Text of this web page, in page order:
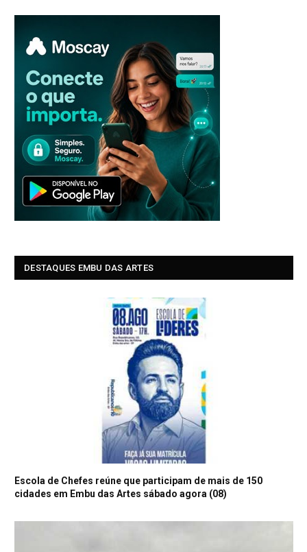
DESTAQUES EMBU DAS ARTES
Escola de Chefes reúne que participam de mais de 150
cidades em Embu das Artes sábado agora (08)